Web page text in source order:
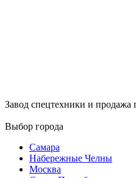
Завод спецтехники и продажа
Выбор города
Самара
Набережные Челны
Москва